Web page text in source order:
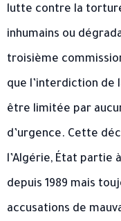
lutte contre la
inhumains ou
troisième
que l’interdiction de
être limitée par
d’urgence. Cette
l’Algérie, État partie
depuis 1989 mais
accusations de